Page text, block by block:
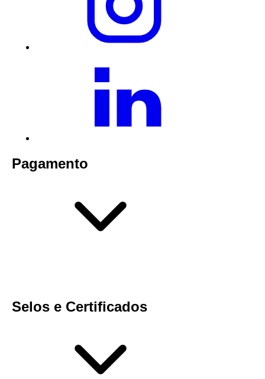
Pagamento
Selos e Certificados